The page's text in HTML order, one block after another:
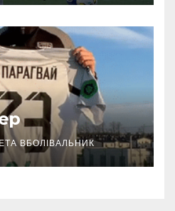
ВБОЛІВАЛЬНИК